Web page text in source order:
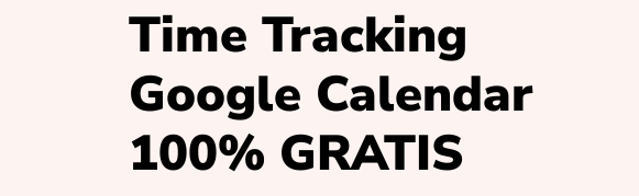
Time Tracking
Google Calendar
100% GRATIS